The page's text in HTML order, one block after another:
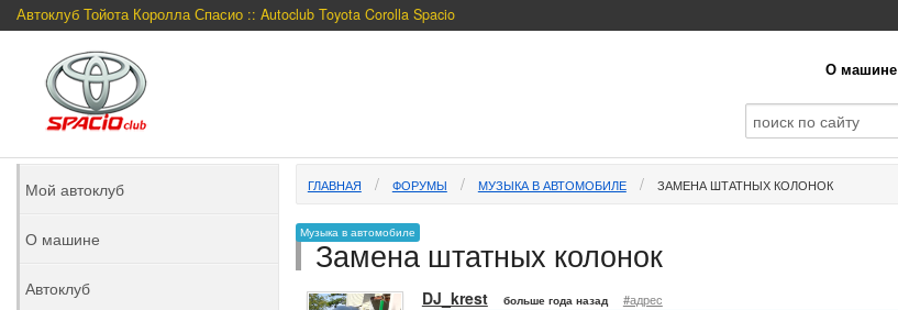
Автоклуб Тойота Королла Спасио :: Autoclub Toyota Corolla Spacio
О машине
ГЛАВНАЯ ФОРУМЫ МУЗЫКА В АВТОМОБИЛЕ ЗАМЕНА ШТАТНЫХ КОЛОНОК
Музыка в автомобиле
Замена штатных колонок
DJ_krest больше года назад #адрес
Мой автоклуб
О машине
Автоклуб